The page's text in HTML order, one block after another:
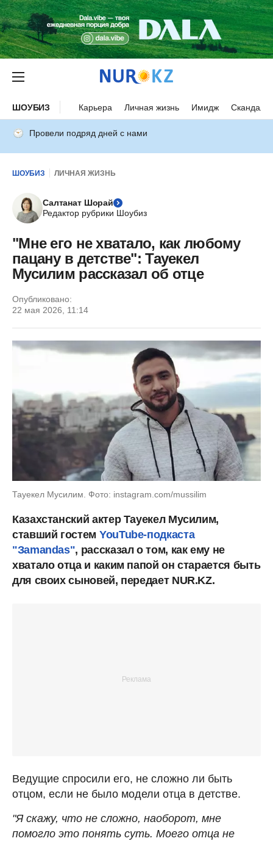
ШОУБИЗ Карьера Личная жизнь Имидж Скандалы
Провели подряд дней с нами
ШОУБИЗ ЛИЧНАЯ ЖИЗНЬ
Салтанат Шорай
Редактор рубрики Шоубиз
"Мне его не хватало, как любому
пацану в детстве": Тауекел
Мусилим рассказал об отце
Опубликовано:
22 мая 2026, 11:14
Тауекел Мусилим. Фото: instagram.com/mussilim
Казахстанский актер Тауекел Мусилим,
ставший гостем YouTube-подкаста
"Зamandas", рассказал о том, как ему не
хватало отца и каким папой он старается быть
для своих сыновей, передает NUR.KZ.
Ведущие спросили его, не сложно ли быть
отцом, если не было модели отца в детстве.
"Я скажу, что не сложно, наоборот, мне
помогло это понять суть. Моего отца не